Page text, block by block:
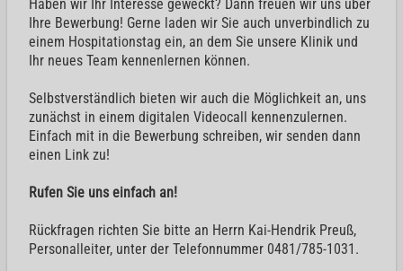
Haben wir Ihr Interesse geweckt? Dann freuen wir uns über
Ihre Bewerbung! Gerne laden wir Sie auch unverbindlich zu
einem Hospitationstag ein, an dem Sie unsere Klinik und
Ihr neues Team kennenlernen können.
Selbstverständlich bieten wir auch die Möglichkeit an, uns
zunächst in einem digitalen Videocall kennenzulernen.
Einfach mit in die Bewerbung schreiben, wir senden dann
einen Link zu!
Rufen Sie uns einfach an!
Rückfragen richten Sie bitte an Herrn Kai-Hendrik Preuß,
Personalleiter, unter der Telefonnummer 0481/785-1031.